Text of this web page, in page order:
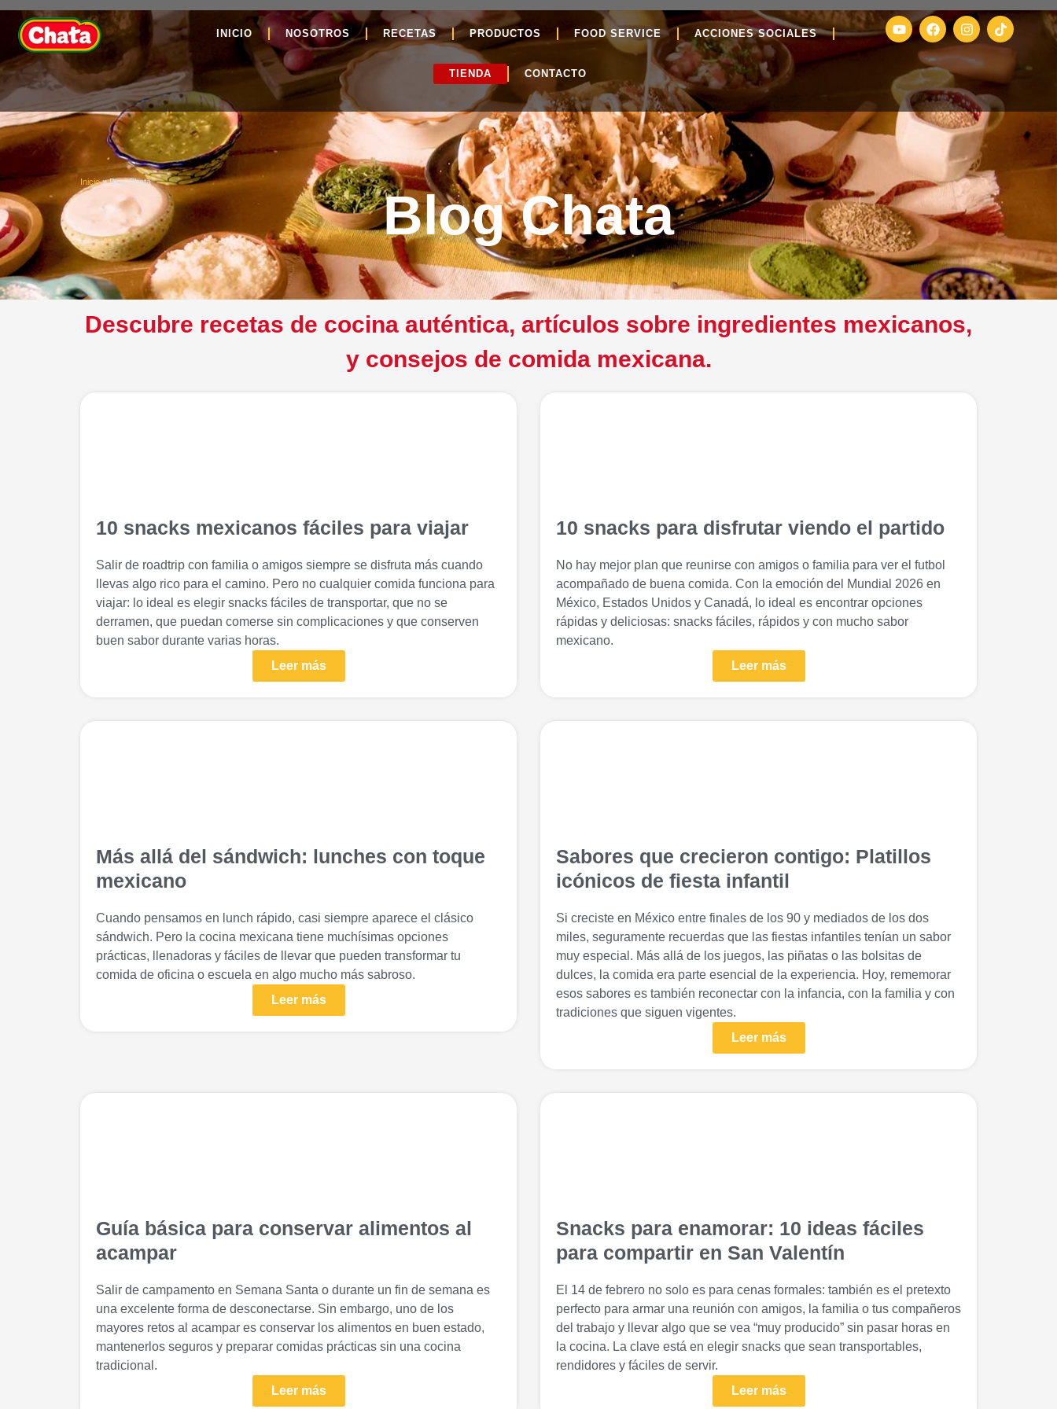
INICIO NOSOTROS RECETAS PRODUCTOS FOOD SERVICE ACCIONES SOCIALES
TIENDA CONTACTO
Inicio»Blog Chata
Blog Chata
Descubre recetas de cocina auténtica, artículos sobre ingredientes mexicanos,
y consejos de comida mexicana.
10 snacks mexicanos fáciles para viajar
Salir de roadtrip con familia o amigos siempre se disfruta más cuando
llevas algo rico para el camino. Pero no cualquier comida funciona para
viajar: lo ideal es elegir snacks fáciles de transportar, que no se
derramen, que puedan comerse sin complicaciones y que conserven
buen sabor durante varias horas.
Leer más
10 snacks para disfrutar viendo el partido
No hay mejor plan que reunirse con amigos o familia para ver el futbol
acompañado de buena comida. Con la emoción del Mundial 2026 en
México, Estados Unidos y Canadá, lo ideal es encontrar opciones
rápidas y deliciosas: snacks fáciles, rápidos y con mucho sabor
mexicano.
Leer más
Más allá del sándwich: lunches con toque
mexicano
Cuando pensamos en lunch rápido, casi siempre aparece el clásico
sándwich. Pero la cocina mexicana tiene muchísimas opciones
prácticas, llenadoras y fáciles de llevar que pueden transformar tu
comida de oficina o escuela en algo mucho más sabroso.
Leer más
Sabores que crecieron contigo: Platillos
icónicos de fiesta infantil
Si creciste en México entre finales de los 90 y mediados de los dos
miles, seguramente recuerdas que las fiestas infantiles tenían un sabor
muy especial. Más allá de los juegos, las piñatas o las bolsitas de
dulces, la comida era parte esencial de la experiencia. Hoy, rememorar
esos sabores es también reconectar con la infancia, con la familia y con
tradiciones que siguen vigentes.
Leer más
Guía básica para conservar alimentos al
acampar
Salir de campamento en Semana Santa o durante un fin de semana es
una excelente forma de desconectarse. Sin embargo, uno de los
mayores retos al acampar es conservar los alimentos en buen estado,
mantenerlos seguros y preparar comidas prácticas sin una cocina
tradicional.
Leer más
Snacks para enamorar: 10 ideas fáciles
para compartir en San Valentín
El 14 de febrero no solo es para cenas formales: también es el pretexto
perfecto para armar una reunión con amigos, la familia o tus compañeros
del trabajo y llevar algo que se vea “muy producido” sin pasar horas en
la cocina. La clave está en elegir snacks que sean transportables,
rendidores y fáciles de servir.
Leer más